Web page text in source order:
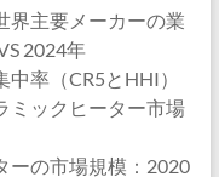
界主要メーカーの業
2024年
率（CR5とHHI）
ミックヒーター市場
ーの市場規模：2020